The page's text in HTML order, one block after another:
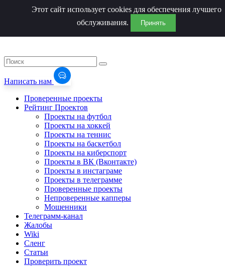
Написать нам
Проверенные проекты
Рейтинг Проектов
Проекты на футбол
Проекты на хоккей
Проекты на теннис
Проекты на баскетбол
Проекты на киберспорт
Проекты в ВК (Вконтакте)
Проекты в инстаграме
Проекты в телеграмме
Проверенные проекты
Непроверенные капперы
Мошенники
Телеграмм-канал
Жалобы
Wiki
Сленг
Статьи
Проверить проект
Этот сайт использует cookies для обеспечения лучшего
обслуживания.
Принять